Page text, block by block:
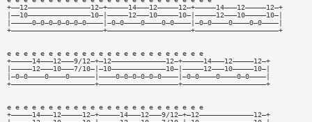
+——12———————————————12—+—————14———12—————12—+—————14———12—————12—+
|——10———————————————10—|—————12———10—————10—|—————12———10—————10—|
|—————0—0—0—0—0—0—0————|—0—0————0————0—0————|—0—0————0————0—0————|
+——————————————————————+————————————————————+————————————————————+
e e e e e e e e e e e e e e e e e e e e e e e e
+—————14———12———9/12—+—12—————————————12—+—————14———12—————12—+
|—————12———10———7/10—|—10—————————————10—|—————12———10—————10—|
|—0—0————0————0——————|————0—0—0—0—0—0————|—0—0————0————0—0————|
+————————————————————+———————————————————+————————————————————+
e e e e e e e e e e e e e e e e e e e e e e e e
+—————14———12—————12—+—————14———12———9/12—+—12—————————————12—+